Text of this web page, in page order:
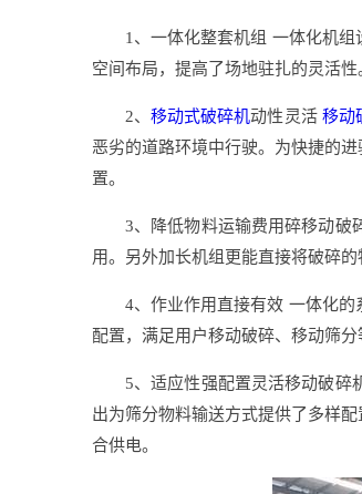
1、一体化整套机组 一体化机
空间布局，提高了场地驻扎的灵活性
2、移动式破碎机动性灵活 移动
恶劣的道路环境中行驶。为快捷的
置。
3、降低物料运输费用碎移动破
用。另外加长机组更能直接将破碎
4、作业作用直接有效 一体化
配置，满足用户移动破碎、移动筛
5、适应性强配置灵活移动破碎
出为筛分物料输送方式提供了多样
合供电。